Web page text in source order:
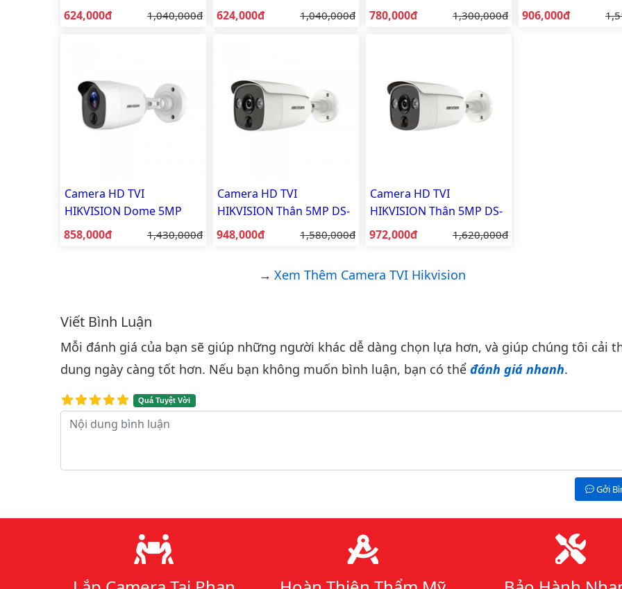
DS-2CE11D0T-PIRL
Giá bán:
624,000đ Giá gốc:
1,040,000đ
DS-2CE11D0T-PIRLPO
Giá bán:
624,000đ Giá gốc:
1,040,000đ
2CE71H0T-PIRL
Giá bán:
780,000đ Giá gốc:
1,300,000đ
2CE71H0T-PIRLO
Giá bán:
906,000đ
Camera HD TVI
HIKVISION Dome 5MP
DS-2CE11H0T-PIRL
Giá bán:
858,000đ Giá gốc:
1,430,000đ
Camera HD TVI
HIKVISION Thân 5MP DS-
2CE12H0T-PIRL
Giá bán:
948,000đ Giá gốc:
1,580,000đ
Camera HD TVI
HIKVISION Thân 5MP DS-
2CE12H0T-PIRLO
Giá bán:
972,000đ Giá gốc:
1,620,000đ
Xem Thêm Camera TVI Hikvision
Bình luận & Đánh giá
Viết Bình Luận
Mỗi đánh giá của bạn sẽ giúp những người khác dễ dàng chọn lựa hơn, và giúp chúng tôi cải
dung ngày càng tốt hơn. Nếu bạn không muốn bình luận, bạn có thể đánh giá nhanh.
Quá Tuyệt Vời
Nội dung bình luận
Gởi
Lý do chọn chúng tôi